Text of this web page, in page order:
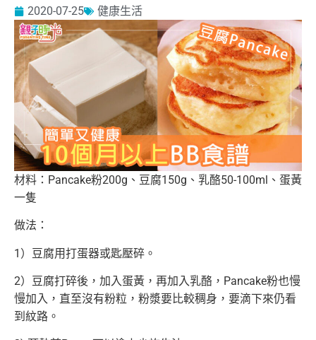
2020-07-25 健康生活
材料：Pancake粉200g、豆腐150g、乳酪50-100ml、蛋黃
一隻
做法：
1）豆腐用打蛋器或匙壓碎。
2）豆腐打碎後，加入蛋黃，再加入乳酪，Pancake粉也慢
慢加入，直至沒有粉粒，粉漿要比較稠身，要滴下來仍看
到紋路。